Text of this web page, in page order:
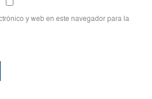
y web en este navegador para la